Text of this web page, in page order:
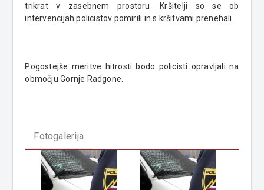
trikrat v zasebnem prostoru. Kršitelji so se ob
intervencijah policistov pomirili in s kršitvami prenehali.
Pogostejše meritve hitrosti bodo policisti opravljali na
območju Gornje Radgone.
Fotogalerija